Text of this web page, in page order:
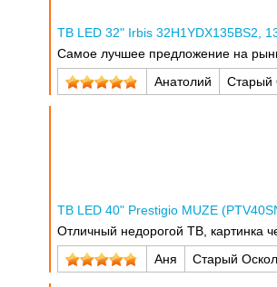
ТВ LED 32" Irbis 32H1YDX135BS2,
Самое лучшее предложение на
Анатолий Старый
ТВ LED 40" Prestigio MUZE
Отличный недорогой ТВ, картинка
Аня Старый Оскол